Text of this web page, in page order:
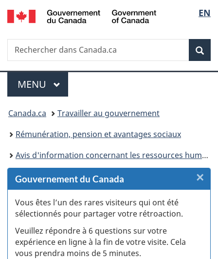
Passer
au
des
Passer
au
principal
Passer
à
Au
du
Passer
à
version
simplifiée
de
la
EN
Recherche
Rechercher
dans
Menu
MENU PRINCIPAL
Vous
êtes
ici :
Canada.ca
Travailler au gouvernement
Rémunération, pension et avantages sociaux
Avis d'information concernant les ressources humaines
Gouvernement du Canada
Vous êtes l’un des rares visiteurs qui ont été
sélectionnés pour partager votre rétroaction.
Veuillez répondre à 6 questions sur votre
expérience en ligne à la fin de votre visite. Cela
vous prendra moins de 5 minutes.
×